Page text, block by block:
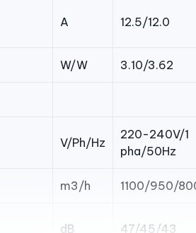
A 12.5/12.0
W/W 3.10/3.62
V/Ph/Hz
220-240V/1
pha/50Hz
m3/h 1100/950/
dB 47/45/43